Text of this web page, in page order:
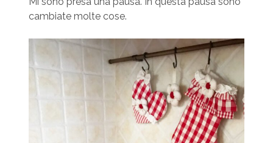
cambiate molte cose.